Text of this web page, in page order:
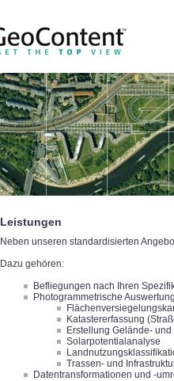
Leistungen
Neben unseren standardisierten
Dazu gehören:
Befliegungen nach Ihren
Photogrammetrische
Katastererfassung
Erstellung Gelände-
Solarpotentialanalyse
Trassen- und
Datentransformationen und -